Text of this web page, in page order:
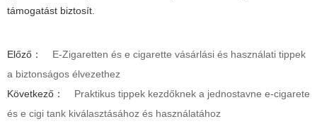
támogatást biztosít.
Előző：
E-Zigaretten és e cigarette vásárlási és használati tippek
a biztonságos élvezethez
Következő：
Praktikus tippek kezdőknek a jednostavne e-cigarete
és e cigi tank kiválasztásához és használatához